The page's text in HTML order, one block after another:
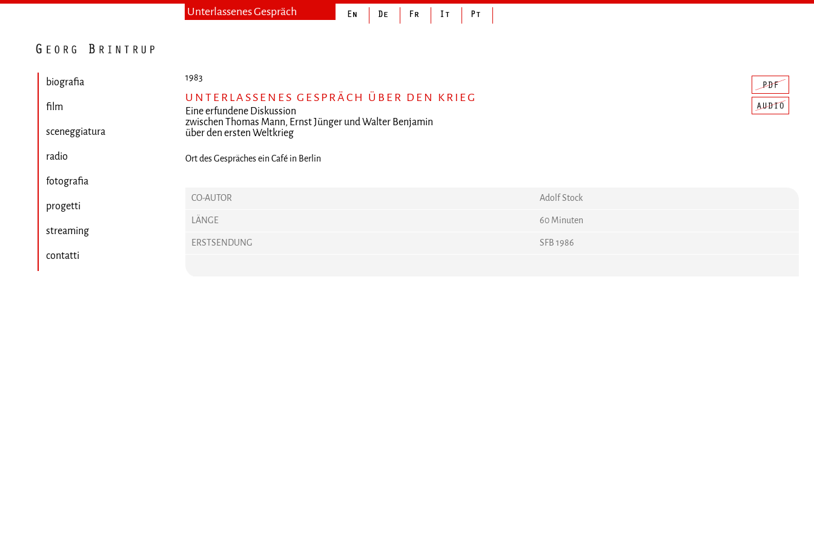
Unterlassenes Gespräch
biografia
film
sceneggiatura
radio
fotografia
progetti
streaming
contatti
1983
UNTERLASSENES GESPRÄCH ÜBER DEN KRIEG
Eine erfundene Diskussion
zwischen Thomas Mann, Ernst Jünger und Walter Benjamin
über den ersten Weltkrieg
Ort des Gespräches ein Café in Berlin
CO-AUTOR
Adolf Stock
LÄNGE
60 Minuten
ERSTSENDUNG
SFB 1986